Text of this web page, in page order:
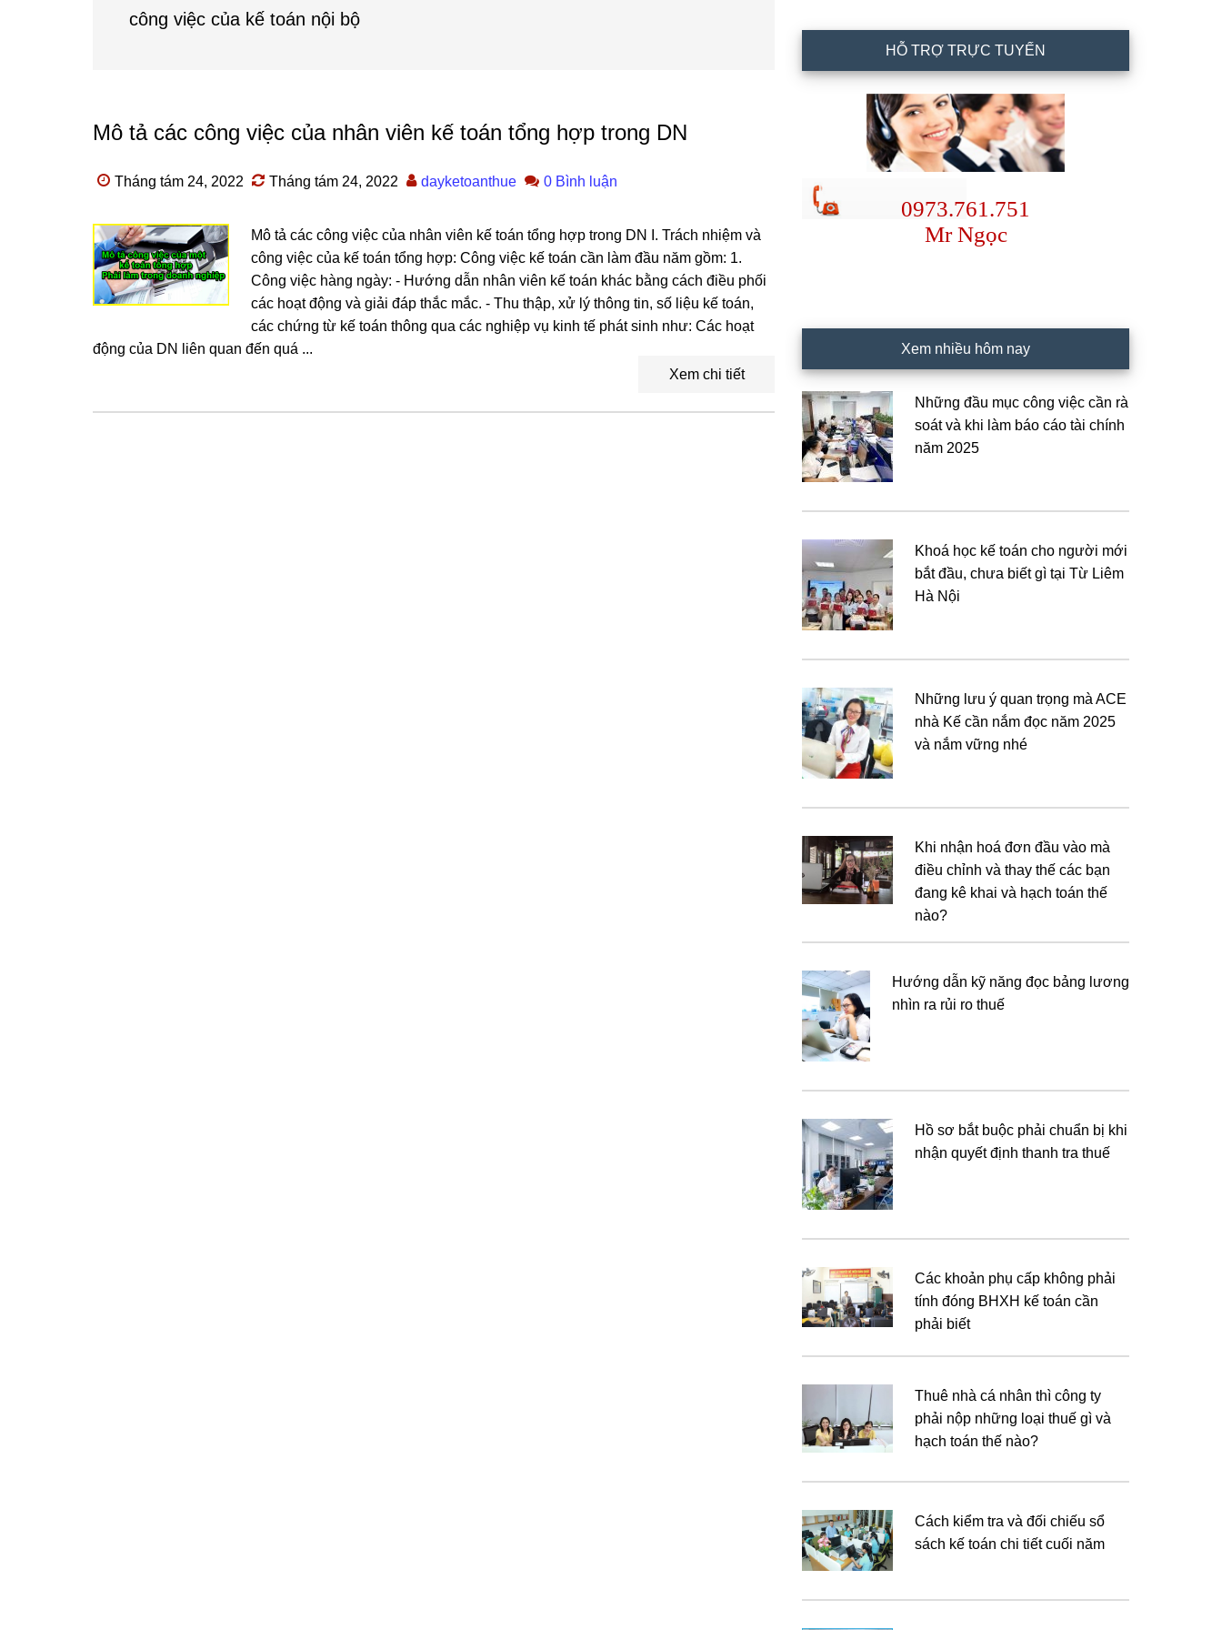
công việc của kế toán nội bộ
Mô tả các công việc của nhân viên kế toán tổng hợp trong DN
Tháng tám 24, 2022 Tháng tám 24, 2022 dayketoanthue 0 Bình luận
Mô tả các công việc của nhân viên kế toán tổng hợp trong DN I. Trách nhiệm và
công việc của kế toán tổng hợp: Công việc kế toán cần làm đầu năm gồm: 1.
Công việc hàng ngày: - Hướng dẫn nhân viên kế toán khác bằng cách điều phối
các hoạt động và giải đáp thắc mắc. - Thu thập, xử lý thông tin, số liệu kế toán,
các chứng từ kế toán thông qua các nghiệp vụ kinh tế phát sinh như: Các hoạt
động của DN liên quan đến quá ...
Xem chi tiết
HỖ TRỢ TRỰC TUYẾN
0973.761.751
Mr Ngọc
Xem nhiều hôm nay
Những đầu mục công việc cần rà
soát và khi làm báo cáo tài chính
năm 2025
Khoá học kế toán cho người mới
bắt đầu, chưa biết gì tại Từ Liêm
Hà Nội
Những lưu ý quan trọng mà ACE
nhà Kế cần nắm đọc năm 2025
và nắm vững nhé
Khi nhận hoá đơn đầu vào mà
điều chỉnh và thay thế các bạn
đang kê khai và hạch toán thế
nào?
Hướng dẫn kỹ năng đọc bảng lương
nhìn ra rủi ro thuế
Hồ sơ bắt buộc phải chuẩn bị khi
nhận quyết định thanh tra thuế
Các khoản phụ cấp không phải
tính đóng BHXH kế toán cần
phải biết
Thuê nhà cá nhân thì công ty
phải nộp những loại thuế gì và
hạch toán thế nào?
Cách kiểm tra và đối chiếu sổ
sách kế toán chi tiết cuối năm